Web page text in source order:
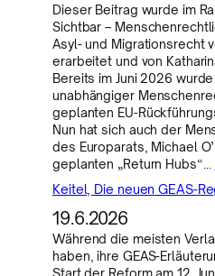
Dieser Beitrag wurde im
Sichtbar –
Asyl- und Migrationsrecht
erarbeitet und von
Bereits im Juni 2026
unabhängiger
geplanten EU-
Nun hat sich auch der
des Europarats, Michael
geplanten „Return Hubs“…
Keitel, Die neuen GEAS-
19.6.2026
Während die meisten
haben, ihre GEAS-
Start der Reform am 12.